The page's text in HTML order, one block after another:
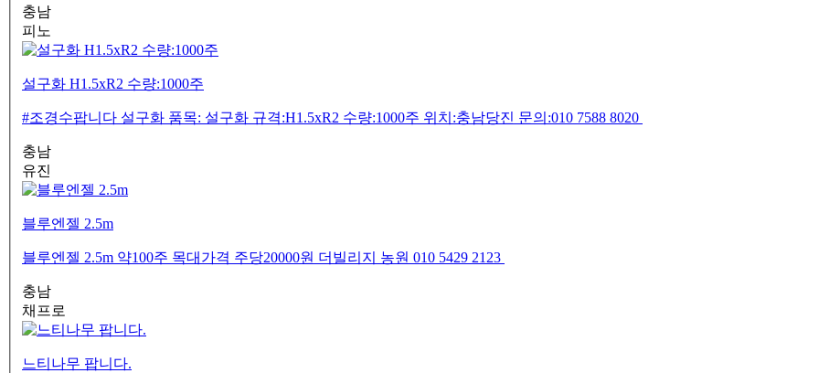
충남
피노
설구화 H1.5xR2 수량:1000주
#조경수팝니다 설구화 품목: 설구화 규격:H1.5xR2 수량:1000주 위치:충남당진 문의:010 7588 8020
충남
유진
블루엔젤 2.5m
블루엔젤 2.5m 약100주 목대가격 주당20000원 더빌리지 농원 010 5429 2123
충남
채프로
느티나무 팝니다.